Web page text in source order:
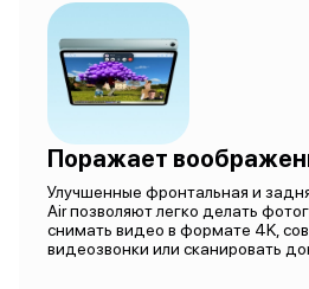
Поражает
Улучшенные фронтальная и
Air позволяют легко делать
снимать видео в формате 4K,
видеозвонки или сканировать